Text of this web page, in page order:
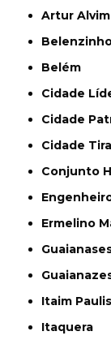
Artur Alvim
Belém
Cidade
Cidade
Cidade
Conjunto
Ermelino
Itaim
Itaquera